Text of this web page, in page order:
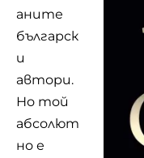
аните
българск
и
автори.
Но той
абсолют
но е